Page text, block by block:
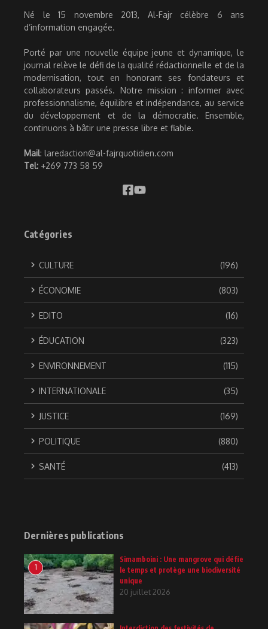
Né le 15 novembre 2013, Al-Fajr célèbre 6 ans
d’information engagée.
Porté par une nouvelle équipe jeune et dynamique, le
journal relève le défi de la qualité rédactionnelle et de la
modernisation, tout en honorant ses fondateurs et
collaborateurs passés. Notre mission : informer avec
professionnalisme, équilibre et indépendance, au service
du développement et de la démocratie. Ensemble,
continuons à bâtir une presse libre et fiable.
Mail: laredaction@al-fajrquotidien.com
Tel: +269 773 58 59
Catégories
CULTURE (196)
ÉCONOMIE (803)
EDITO (16)
ÉDUCATION (323)
ENVIRONNEMENT (115)
INTERNATIONALE (35)
JUSTICE (169)
POLITIQUE (880)
SANTÉ (413)
Dernières publications
1
Simamboini : Une mangrove qui défie
le temps et protège une biodiversité
unique
20 juillet 2026